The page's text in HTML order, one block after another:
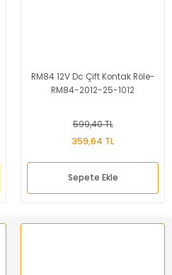
RM84 12V Dc Çift Kontak Röle-
RM84-2012-25-1012
599,40 TL
359,64 TL
Sepete Ekle